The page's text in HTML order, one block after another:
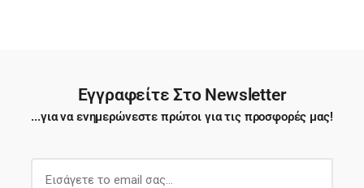
Εγγραφείτε Στο Newsletter
...για να ενημερώνεστε πρώτοι για τις προσφορές μας!